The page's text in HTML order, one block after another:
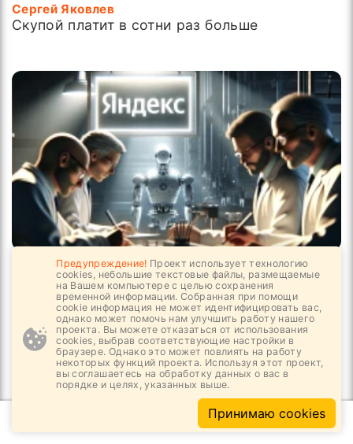
Сергей Яковлев
Скупой платит в сотни раз больше
3 544
06.08, 10:24
Победа Яндекса и смерть Интернета?
Предупреждение! Проект использует технологию
cookies, небольшие текстовые файлы, размещаемые
на Вашем компьютере с целью сохранения
временной информации. Собранная при помощи
cookie информация не может идентифицировать вас,
однако может помочь нам улучшить работу нашего
проекта. Вы можете отказаться от использования
cookies, выбрав соответствующие настройки в
браузере. Однако это может повлиять на работу
некоторых функций проекта. Используя этот проект,
вы соглашаетесь на обработку данных о вас в
порядке и целях, указанных выше.
Принимаю cookies